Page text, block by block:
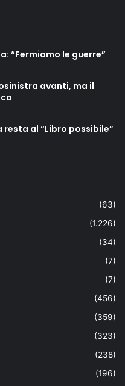
“Fermiamo le guerre”
avanti, ma il
al “Libro possibile”
(63)
(1.226)
(34)
(7)
(7)
(456)
(359)
(323)
(238)
(196)